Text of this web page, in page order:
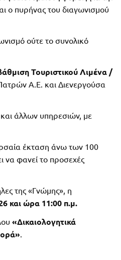
ο πυρήνας του διαγωνισμού
ούτε το συνολικό
Τουριστικού Λιμένα /
Α.Ε. και Διενεργούσα
άλλων υπηρεσιών, με
έκταση άνω των 100
να φανεί το προσεχές
της «Γνώμης», η
και ώρα 11:00 π.μ.
«Δικαιολογητικά
.